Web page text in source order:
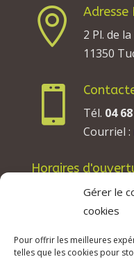
Gérer le
cookies
Pour offrir les meilleures
telles que les cookies pour

Adresse
2 Pl. de
11350

Tél. 04
Courriel :
Horaires
Les lundis, mardis
13h30 à 17h30.
Les vendredis : de